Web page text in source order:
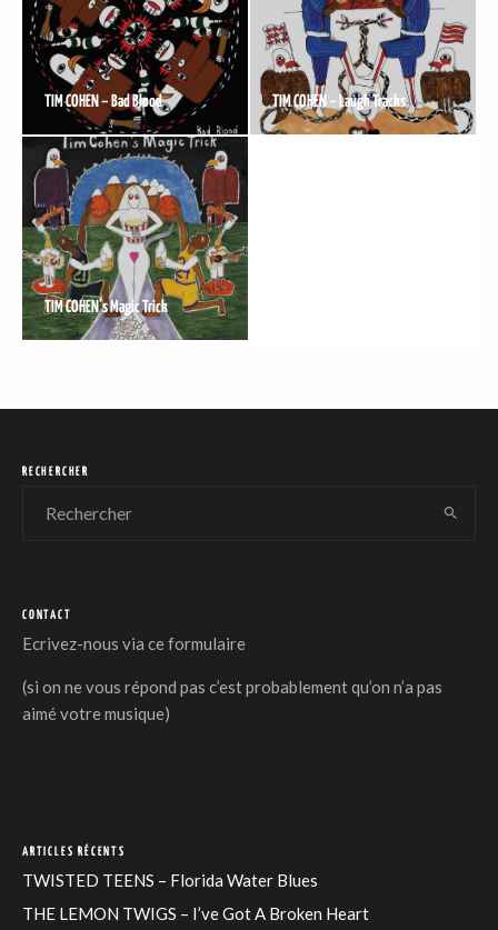
TIM COHEN – Bad Blood TIM COHEN – Laugh Tracks
TIM COHEN’s Magic Trick
RECHERCHER
CONTACT
Ecrivez-nous via ce formulaire
(si on ne vous répond pas c’est probablement qu’on n’a pas
aimé votre musique)
ARTICLES RÉCENTS
TWISTED TEENS – Florida Water Blues
THE LEMON TWIGS – I’ve Got A Broken Heart